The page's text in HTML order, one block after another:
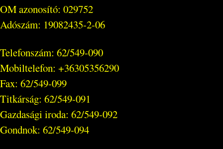
OM azonosító: 029752
Adószám: 19082435-2-06
Telefonszám: 62/549-090
Mobiltelefon: +36305356290
Fax: 62/549-099
Titkárság: 62/549-091
Gazdasági iroda: 62/549-092
Gondnok: 62/549-094